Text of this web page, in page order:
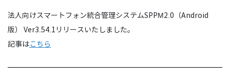
法人向けスマートフォン統合管理システムSPPM2.0（Android
版） Ver3.54.1リリースいたしました。
記事はこちら